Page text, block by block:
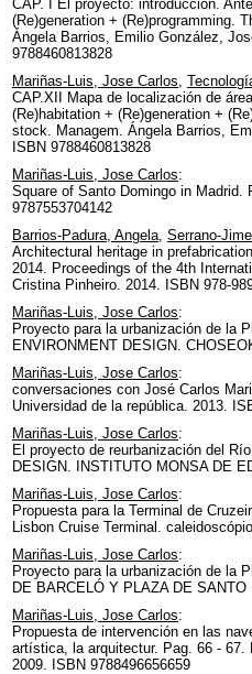
CAP. I El proyecto: introducción.
(Re)generation + (Re)programming.
Ángela Barrios, Emilio González,
9788460813828
Mariñas-Luis, Jose Carlos,
CAP.XII Mapa de localización de
(Re)habitation + (Re)generation +
stock. Managem. Ángela Barrios,
ISBN 9788460813828
Mariñas-Luis, Jose Carlos:
Square of Santo Domingo in
9787553704142
Barrios-Padura, Angela, Serrano-
Architectural heritage in
2014. Proceedings of the 4th
Cristina Pinheiro. 2014. ISBN 978-
Mariñas-Luis, Jose Carlos:
Proyecto para la urbanización de la
ENVIRONMENT DESIGN.
Mariñas-Luis, Jose Carlos:
conversaciones con José Carlos
Universidad de la república. 2013.
Mariñas-Luis, Jose Carlos:
El proyecto de reurbanización del
DESIGN. INSTITUTO MONSA DE
Mariñas-Luis, Jose Carlos:
Propuesta para la Terminal de
Lisbon Cruise Terminal.
Mariñas-Luis, Jose Carlos:
Proyecto para la urbanización de la
DE BARCELÓ Y PLAZA DE
Mariñas-Luis, Jose Carlos:
Propuesta de intervención en las
artística, la arquitectur. Pag. 66 - 67.
2009. ISBN 9788496656659